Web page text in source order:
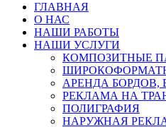
ГЛАВНАЯ
О НАС
НАШИ РАБОТЫ
НАШИ УСЛУГИ
КОМПОЗИТНЫЕ
АРЕНДА БОРДОВ,
РЕКЛАМА НА
ПОЛИГРАФИЯ
НАРУЖНАЯ